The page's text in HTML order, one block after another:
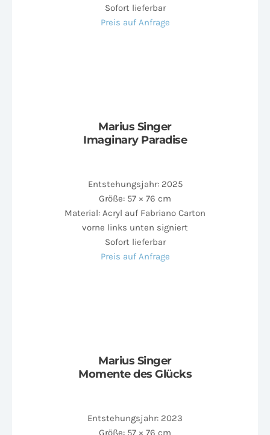
Sofort lieferbar
Preis auf Anfrage
Marius Singer
Imaginary Paradise
Entstehungsjahr: 2025
Größe: 57 × 76 cm
Material: Acryl auf Fabriano Carton
vorne links unten signiert
Sofort lieferbar
Preis auf Anfrage
Marius Singer
Momente des Glücks
Entstehungsjahr: 2023
Größe: 57 × 76 cm